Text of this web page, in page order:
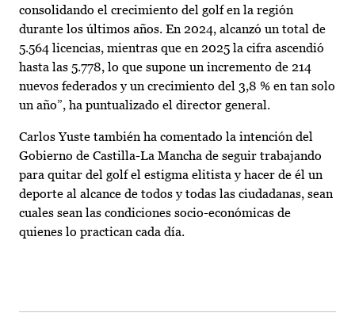
consolidando el crecimiento del golf en la región
durante los últimos años. En 2024, alcanzó un total de
5.564 licencias, mientras que en 2025 la cifra ascendió
hasta las 5.778, lo que supone un incremento de 214
nuevos federados y un crecimiento del 3,8 % en tan solo
un año”, ha puntualizado el director general.
Carlos Yuste también ha comentado la intención del
Gobierno de Castilla-La Mancha de seguir trabajando
para quitar del golf el estigma elitista y hacer de él un
deporte al alcance de todos y todas las ciudadanas, sean
cuales sean las condiciones socio-económicas de
quienes lo practican cada día.